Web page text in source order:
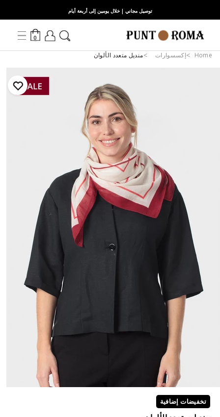
توصيل مجاني | خلال يومين إلى أربعة أيام
0
Home إكسسوارات منديل متعدد الألوان
تخفيضات إضافية